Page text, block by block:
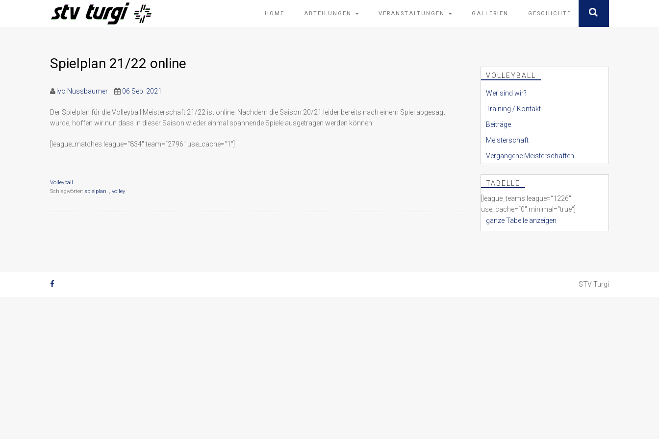
HOME ABTEILUNGEN VERANSTALTUNGEN GALLERIEN GESCHICHTE
Spielplan 21/22 online
Ivo Nussbaumer 06 Sep. 2021
Der Spielplan für die Volleyball Meisterschaft 21/22 ist online. Nachdem die Saison 20/21 leider bereits nach einem Spiel abgesagt
wurde, hoffen wir nun dass in dieser Saison wieder einmal spannende Spiele ausgetragen werden können.
[league_matches league=“834″ team=“2796″ use_cache=“1″]
Volleyball
Schlagwörter: spielplan , volley
VOLLEYBALL
Wer sind wir?
Training / Kontakt
Beiträge
Meisterschaft
Vergangene Meisterschaften
TABELLE
[league_teams league=“1226″
use_cache=“0″ minimal=“true“]
ganze Tabelle anzeigen
STV Turgi